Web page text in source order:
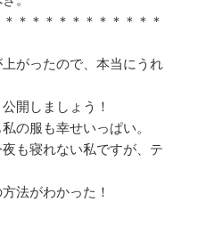
＊＊＊＊＊＊＊＊＊＊＊
がったので、本当にうれ
開しましょう！
の服も幸せいっぱい。
も寝れない私ですが、テ
法がわかった！